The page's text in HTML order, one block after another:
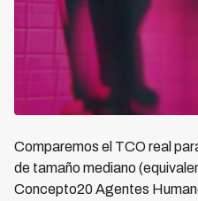
Comparemos el TCO real
de tamaño mediano
Concepto20 Agentes